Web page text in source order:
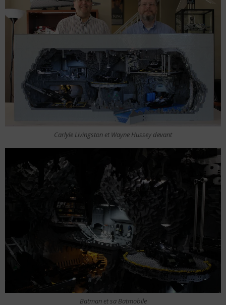
Carlyle Livingston et Wayne Hussey devant
Batman et sa Batmobile